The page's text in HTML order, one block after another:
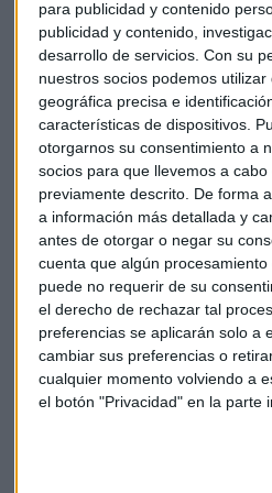
para publicidad y contenido
publicidad y contenido,
desarrollo de servicios. Con su
nuestros socios podemos
geográfica precisa e
características de dispositivos.
otorgarnos su consentimiento a
socios para que llevemos a
previamente descrito. De forma
a información más detallada y
antes de otorgar o negar su
cuenta que algún
puede no requerir de su
el derecho de rechazar tal
preferencias se aplicarán solo a
cambiar sus preferencias o
cualquier momento volviendo a
el botón "Privacidad" en la parte
deporte de montaña o asfalto
quedadas, viajes, participación
también realizar eventos
en la medida de nuestras
Su amor por el mundo del
metas le generaba una
decidió comenzar a entrenar
participar en más eventos. El 2
media maratón, por lo que en
correr nada a hacer 21
Las sensaciones seguían siendo
empezar a incrementar
prueba de esfuerzo y llegaron